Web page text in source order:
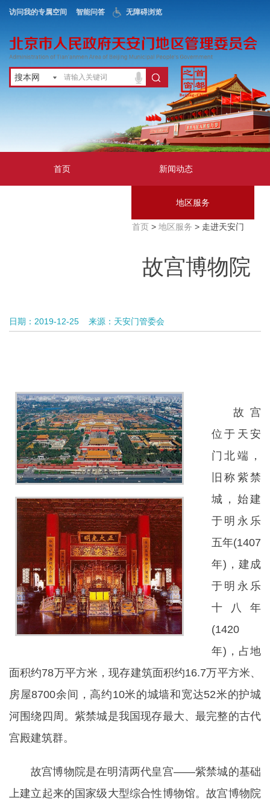
访问我的专属空间 智能问答 无障碍浏览
搜本网
首页 新闻动态
地区服务
首页> 地区服务 > 走进天安门
故宫博物院
日期：2019-12-25 来源：天安门管委会
故宫
位于天安
门北端，
旧称紫禁
城，始建
于明永乐
五年(1407
年)，建成
于明永乐
十八年
(1420
年)，占地
面积约78万平方米，现存建筑面积约16.7万平方米、
房屋8700余间，高约10米的城墙和宽达52米的护城
河围绕四周。紫禁城是我国现存最大、最完整的古代
宫殿建筑群。
故宫博物院是在明清两代皇宫——紫禁城的基础
上建立起来的国家级大型综合性博物馆。故宫博物院